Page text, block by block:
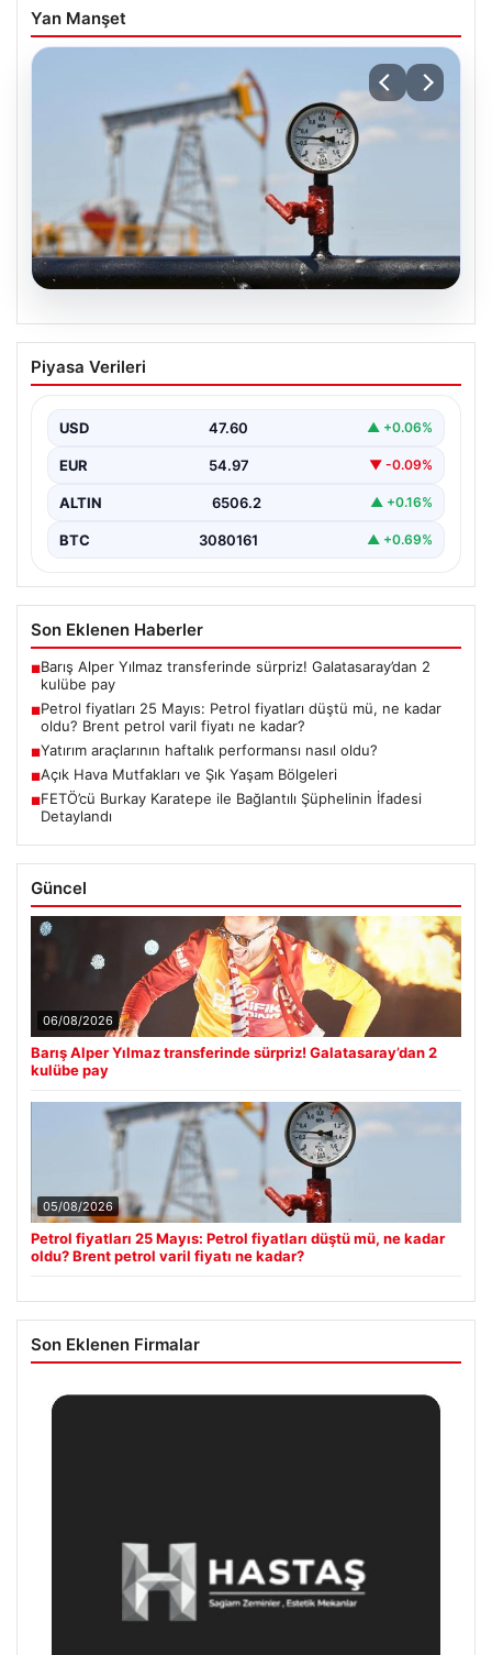
Yan Manşet
Petrol fiyatları 25 Mayıs: Petrol fiyatları
düştü mü, ne kadar oldu? Brent petrol
Piyasa Verileri
USD 47.60 ▲ +0.06%
EUR 54.97 ▼ -0.09%
ALTIN 6506.2 ▲ +0.16%
BTC 3080161 ▲ +0.69%
Son Eklenen Haberler
■Barış Alper Yılmaz transferinde sürpriz! Galatasaray’dan 2
kulübe pay
■Petrol fiyatları 25 Mayıs: Petrol fiyatları düştü mü, ne kadar
oldu? Brent petrol varil fiyatı ne kadar?
■Yatırım araçlarının haftalık performansı nasıl oldu?
■Açık Hava Mutfakları ve Şık Yaşam Bölgeleri
■FETÖ’cü Burkay Karatepe ile Bağlantılı Şüphelinin İfadesi
Detaylandı
Güncel
06/08/2026
Barış Alper Yılmaz transferinde sürpriz! Galatasaray’dan 2
kulübe pay
05/08/2026
Petrol fiyatları 25 Mayıs: Petrol fiyatları düştü mü, ne kadar
oldu? Brent petrol varil fiyatı ne kadar?
Son Eklenen Firmalar